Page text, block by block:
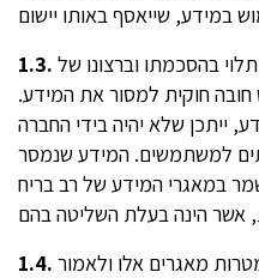
1.3.
חוקית למסור את המידע.
ייתכן שלא יהיה בידי החברה
למשתמשים. המידע שנמסר
במאגרי המידע של רב בריח
1.4.